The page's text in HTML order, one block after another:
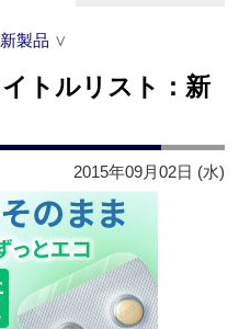
製品 ∨
トルリスト：新
2015年09月02日 (水)